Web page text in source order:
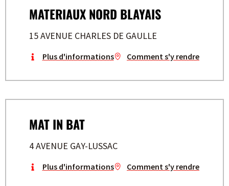
MATERIAUX NORD BLAYAIS
15 AVENUE CHARLES DE GAULLE
Plus d'informations Comment s'y rendre
MAT IN BAT
4 AVENUE GAY-LUSSAC
Plus d'informations Comment s'y rendre